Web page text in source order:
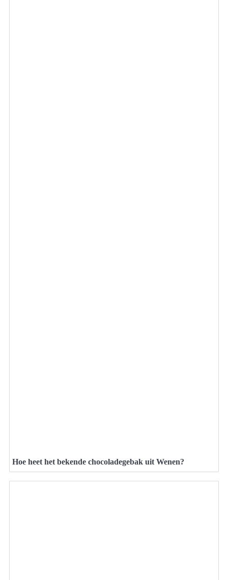
Hoe heet het bekende chocoladegebak uit Wenen?